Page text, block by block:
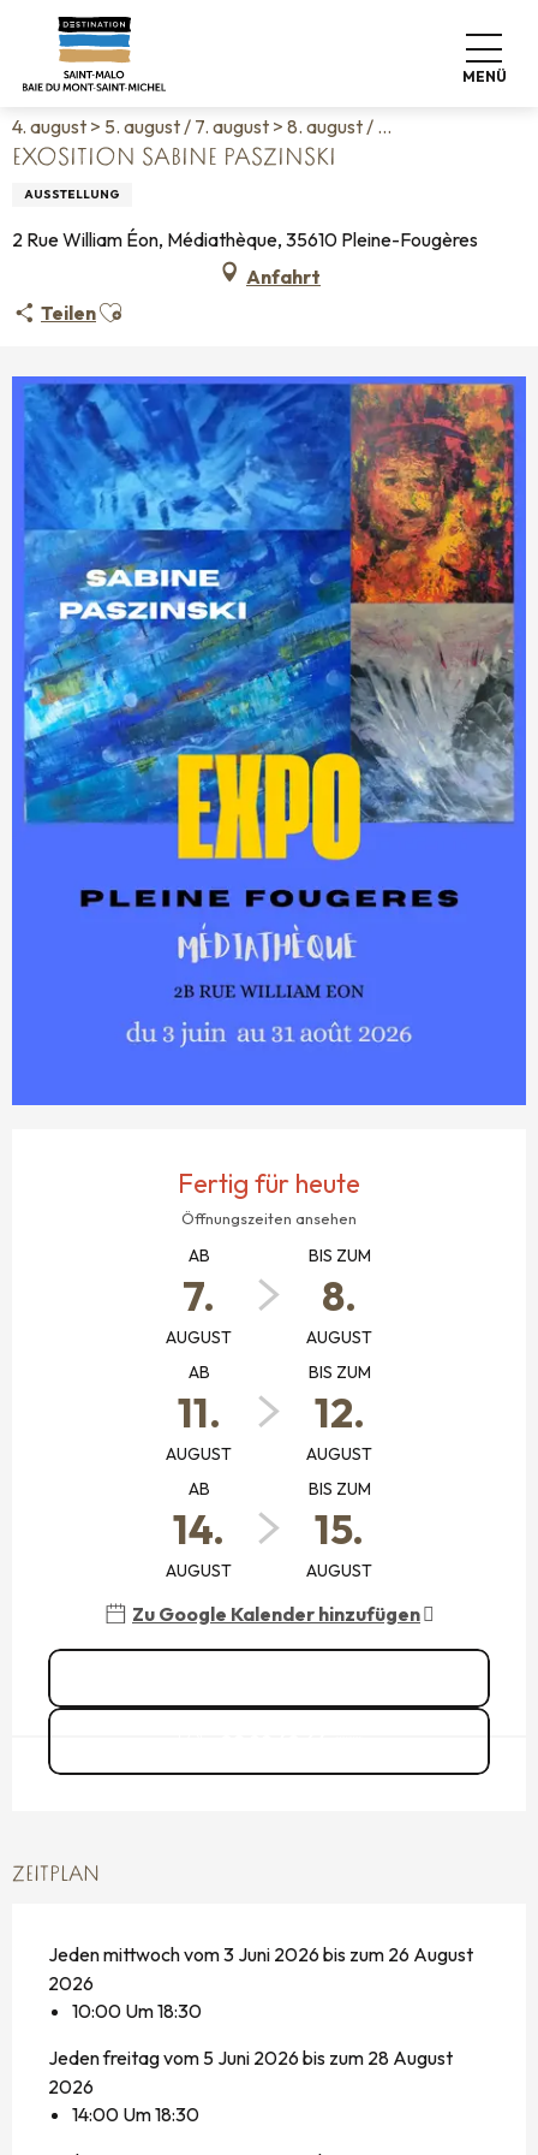
contenu
MENÜ
Startseite
Veranstaltungskalender
Exosition Sabine Paszinski
4. august > 5. august / 7. august > 8. august / ...
EXOSITION SABINE PASZINSKI
AUSSTELLUNG
2 Rue William Éon, Médiathèque, 35610 Pleine-Fougères
Anfahrt
TeilenAjouter aux favoris
Fertig für heute
Öffnungszeiten ansehen
AB
7.
AUGUST
BIS ZUM
8.
AUGUST
AB
11.
AUGUST
BIS ZUM
12.
AUGUST
AB
14.
AUGUST
BIS ZUM
15.
AUGUST
Zu Google Kalender hinzufügen
ZEITPLAN
Jeden mittwoch vom 3 Juni 2026 bis zum 26 August
2026
10:00 Um 18:30
Jeden freitag vom 5 Juni 2026 bis zum 28 August
2026
14:00 Um 18:30